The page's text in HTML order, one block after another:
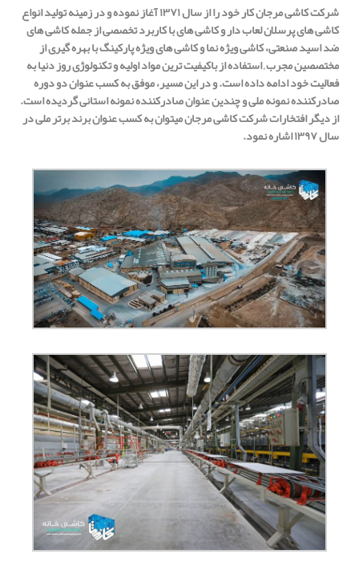
شرکت کاشی مرجان کار خود را از سال ۱۳۷۱ آغاز نموده و در زمینه تولید انواع
کاشی های پرسلان لعاب دار و کاشی های با کاربرد تخصصی از جمله کاشی های
ضد اسید صنعتی، کاشی ویژه نما و کاشی های ویژه پارکینگ با بهره گیری از
مختصصین مجرب , استفاده از باکیفیت ترین مواد اولیه و تکنولوژی روز دنیا به
فعالیت خود ادامه داده است. و در این مسیر، موفق به کسب عنوان دو دوره
صادرکننده نمونه ملی و چندین عنوان صادرکننده نمونه استانی گردیده است.
از دیگر افتخارات شرکت کاشی مرجان میتوان به کسب عنوان برند برتر ملی در
سال ۱۳۹۷ اشاره نمود.